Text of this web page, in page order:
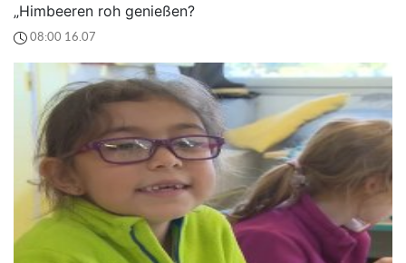
„Himbeeren roh genießen?
08:00 16.07